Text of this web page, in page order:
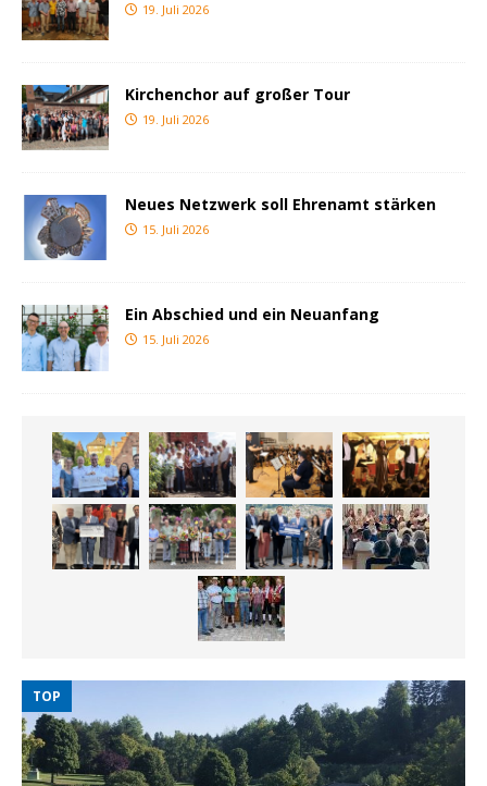
19. Juli 2026
Kirchenchor auf großer Tour
19. Juli 2026
Neues Netzwerk soll Ehrenamt stärken
15. Juli 2026
Ein Abschied und ein Neuanfang
15. Juli 2026
TOP